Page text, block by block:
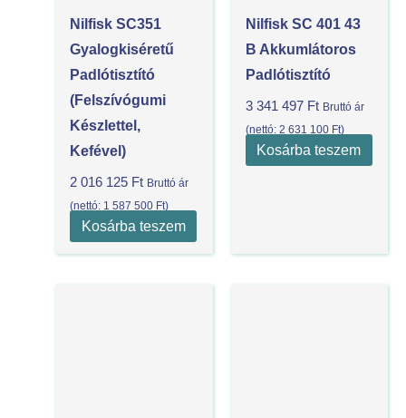
Nilfisk SC351
Gyalogkiséretű
Padlótisztító
(felszívógumi
Készlettel,
Kefével)
2 016 125 Ft Bruttó ár
(nettó: 1 587 500 Ft)
Kosárba teszem
Nilfisk SC 401 43
B Akkumlátoros
Padlótisztító
3 341 497 Ft Bruttó ár
(nettó: 2 631 100 Ft)
Kosárba teszem